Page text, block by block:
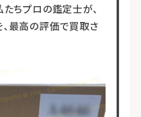
ちプロの鑑定士が、
最高の評価で買取さ